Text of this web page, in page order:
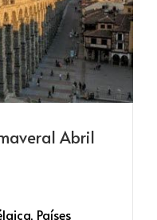
Abril
Países